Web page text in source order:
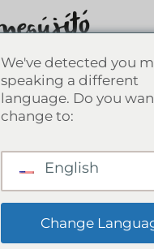
We've detected you
speaking a different
language. Do you
change to:
English
Change